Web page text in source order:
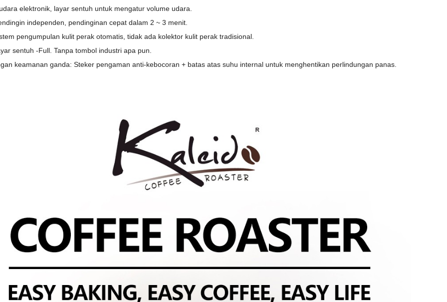
elektronik, layar sentuh untuk mengatur volume udara.
independen, pendinginan cepat dalam 2 ~ 3 menit.
pengumpulan kulit perak otomatis, tidak ada kolektor kulit perak tradisional.
sentuh -Full. Tanpa tombol industri apa pun.
keamanan ganda: Steker pengaman anti-kebocoran + batas atas suhu internal untuk menghentikan perlindungan panas.